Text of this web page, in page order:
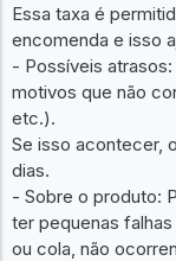
Essa taxa é
encomenda e isso
- Possíveis
motivos que não
etc.).
Se isso acontecer,
dias.
- Sobre o produto:
ter pequenas
ou cola, não